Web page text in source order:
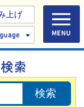
上げ
Select